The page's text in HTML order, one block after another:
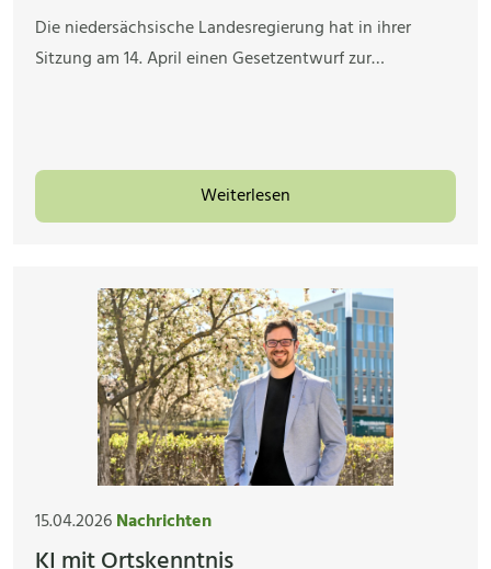
Die niedersächsische Landesregierung hat in ihrer
Sitzung am 14. April einen Gesetzentwurf zur…
Weiterlesen
15.04.2026Nachrichten